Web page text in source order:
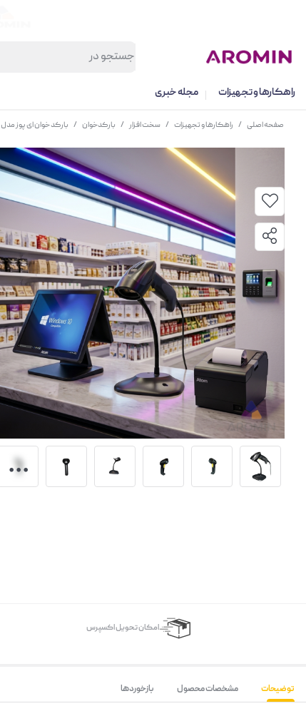
راهکارها و تجهیزات مجله خبری
صفحه اصلی / راهکارها و تجهیزات / سخت افزار / بارکدخوان / بارکد خوان ای پوز مدل EC301
اﻣﮑﺎن ﺗﺤﻮﯾﻞ اﮐﺴﭙﺮس
توضیحات مشخصات محصول بازخوردها